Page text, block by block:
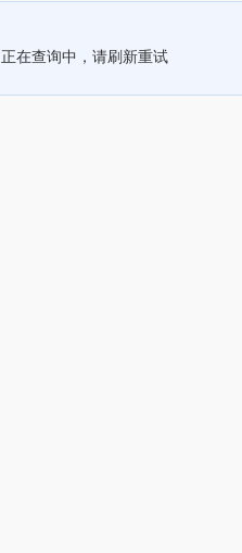
正在查询中，请刷新重试